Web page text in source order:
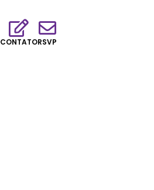
CONTATORSVP